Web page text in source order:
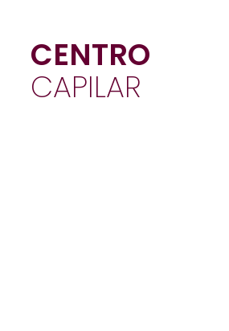
CENTRO
CAPILAR